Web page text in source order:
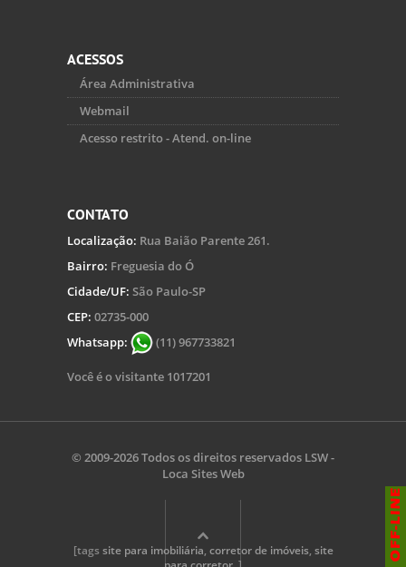
ACESSOS
Área Administrativa
Webmail
Acesso restrito - Atend. on-line
CONTATO
Localização: Rua Baião Parente 261.
Bairro: Freguesia do Ó
Cidade/UF: São Paulo-SP
CEP: 02735-000
Whatsapp:
(11) 967733821
Você é o visitante 1017201
© 2009-2026 Todos os direitos reservados LSW -
Loca Sites Web
[tags site para imobiliária,corretor de imóveis,site